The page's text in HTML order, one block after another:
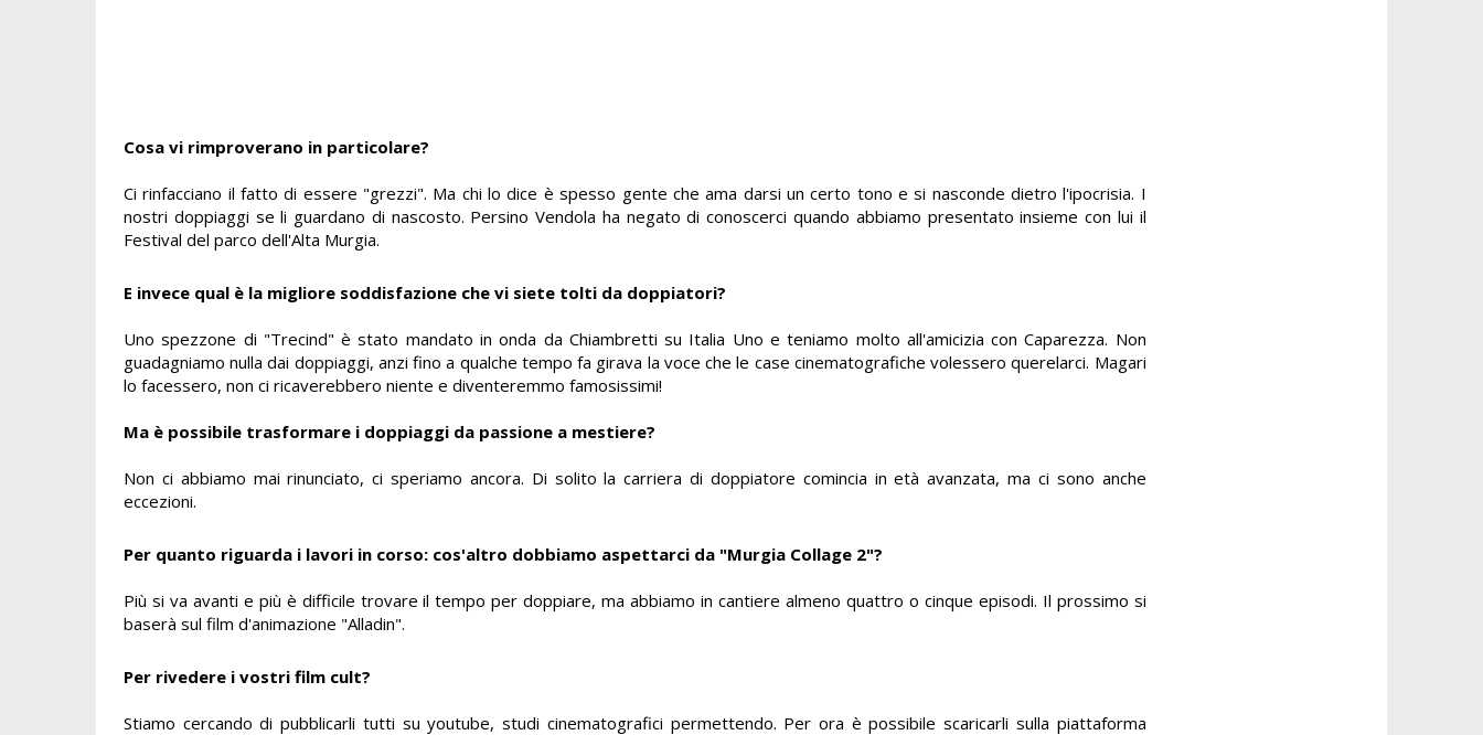
Cosa vi rimproverano in particolare?
Ci rinfacciano il fatto di essere "grezzi". Ma chi lo dice è spesso gente che ama darsi un certo tono e si nasconde dietro l'ipocrisia. I
nostri doppiaggi se li guardano di nascosto. Persino Vendola ha negato di conoscerci quando abbiamo presentato insieme con lui il
Festival del parco dell'Alta Murgia.
E invece qual è la migliore soddisfazione che vi siete tolti da doppiatori?
Uno spezzone di "Trecind" è stato mandato in onda da Chiambretti su Italia Uno e teniamo molto all'amicizia con Caparezza. Non
guadagniamo nulla dai doppiaggi, anzi fino a qualche tempo fa girava la voce che le case cinematografiche volessero querelarci. Magari
lo facessero, non ci ricaverebbero niente e diventeremmo famosissimi!
Ma è possibile trasformare i doppiaggi da passione a mestiere?
Non ci abbiamo mai rinunciato, ci speriamo ancora. Di solito la carriera di doppiatore comincia in età avanzata, ma ci sono anche
eccezioni.
Per quanto riguarda i lavori in corso: cos'altro dobbiamo aspettarci da "Murgia Collage 2"?
Più si va avanti e più è difficile trovare il tempo per doppiare, ma abbiamo in cantiere almeno quattro o cinque episodi. Il prossimo si
baserà sul film d'animazione "Alladin".
Per rivedere i vostri film cult?
Stiamo cercando di pubblicarli tutti su youtube, studi cinematografici permettendo. Per ora è possibile scaricarli sulla piattaforma